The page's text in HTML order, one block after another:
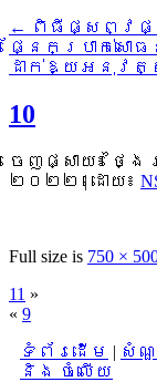
←
ពិធីផ្សព្វ
ផ្នែកប្រាក់សោ
ដាក់ឱ្យអនុវត្
10
ចេញផ្សាយ៖ ថ្ងៃ
២០២២ | ដោយ៖
Full size is 750 ×
11 »
« 9
ទំព័រដើម | សំណួ
និង ចំលើយ